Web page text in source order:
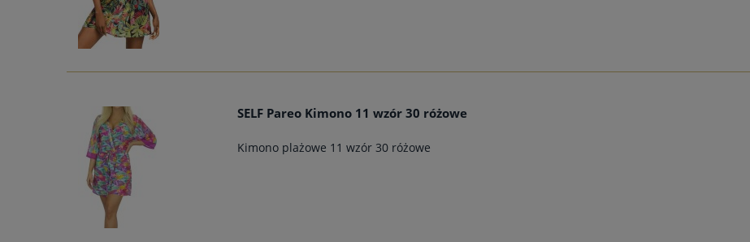
SELF Pareo Kimono 11 wzór 30 różowe
Kimono plażowe 11 wzór 30 różowe